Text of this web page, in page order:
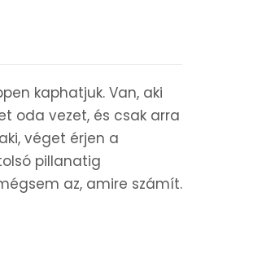
kaphatjuk. Van, aki
oda vezet, és csak arra
véget érjen a
pillanatig
az, amire számít.